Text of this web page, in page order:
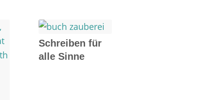
Schreiben für
alle Sinne